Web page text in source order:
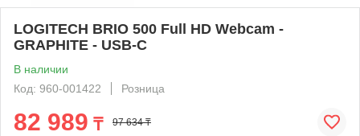
LOGITECH BRIO 500 Full HD Webcam -
GRAPHITE - USB-C
В наличии
Код: 960-001422
Розница
82 989 ₸ 97 634 ₸